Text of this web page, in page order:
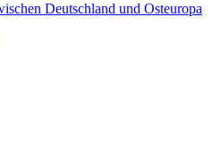
Deutschland und Osteuropa